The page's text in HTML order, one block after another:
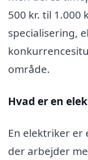
500 kr. til
specialisering,
område.
Hvad er en
En elektriker
der arbejder